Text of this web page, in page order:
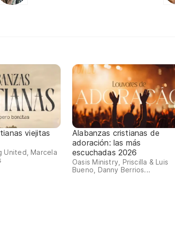
viejitas
United, Marcela
Alabanzas cristianas de
adoración: las más
escuchadas 2026
Oasis Ministry, Priscilla & Luis
Bueno, Danny Berrios...